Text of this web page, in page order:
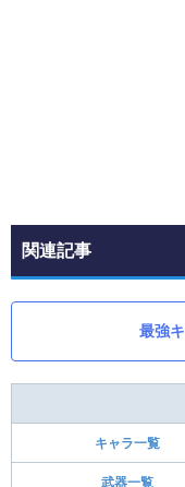
関連記事
最強
キャラ一覧
武器一覧